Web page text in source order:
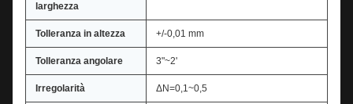
larghezza
Tolleranza in altezza +/-0,01 mm
Tolleranza angolare 3"~2'
Irregolarità ΔN=0,1~0,5